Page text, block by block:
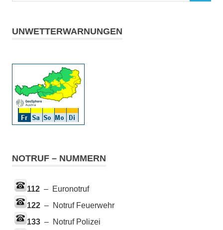
UNWETTERWARNUNGEN
NOTRUF – NUMMERN
112 – Euronotruf
122 – Notruf Feuerwehr
133 – Notruf Polizei